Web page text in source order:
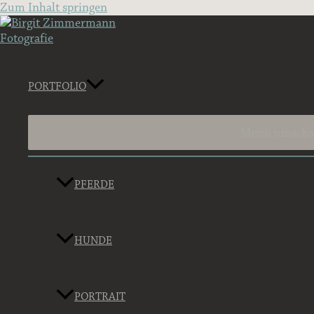
Zum Inhalt springen
PORTFOLIO
PFERDE
HUNDE
PORTRAIT